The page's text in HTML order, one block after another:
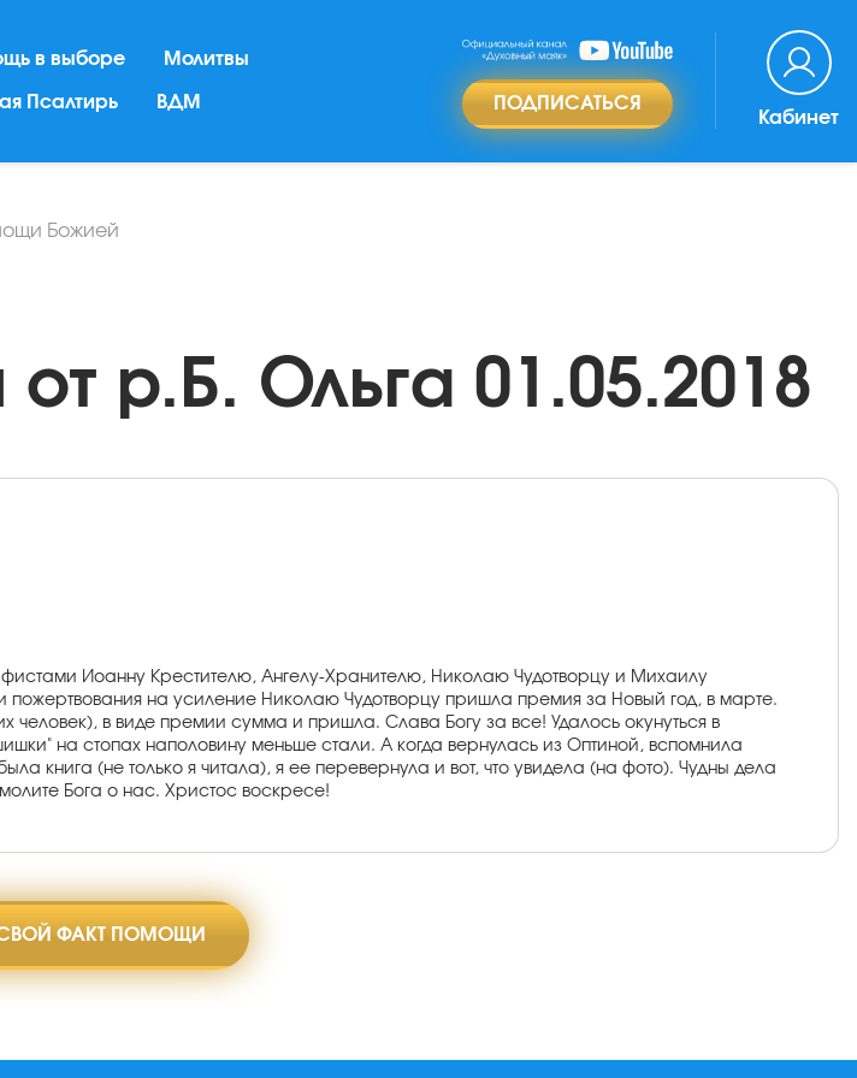
в выборе Молитвы
Псалтирь ВДМ ПОДПИСАТЬСЯ
Кабинет
Божией
р.Б. Ольга 01.05.2018
Иоанну Крестителю, Ангелу-Хранителю, Николаю Чудотворцу и Михаилу
на усиление Николаю Чудотворцу пришла премия за Новый год, в марте.
в виде премии сумма и пришла. Слава Богу за все! Удалось окунуться в
на стопах наполовину меньше стали. А когда вернулась из Оптиной, вспомнила
книга (не только я читала), я ее перевернула и вот, что увидела (на фото). Чудны дела
Бога о нас. Христос воскресе!
ФАКТ ПОМОЩИ